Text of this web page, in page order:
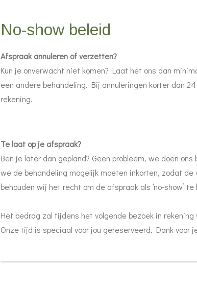
No-show beleid
Afspraak annuleren of verzetten?
Kun je onverwacht niet komen? Laat het ons dan
een andere behandeling. Bij annuleringen korter dan
rekening.
Te laat op je afspraak?
Ben je later dan gepland? Geen probleem, we doen
we de behandeling mogelijk moeten inkorten, zodat
behouden wij het recht om de afspraak als ‘no-show’
Het bedrag zal tijdens het volgende bezoek in
Onze tijd is speciaal voor jou gereserveerd. Dank voor